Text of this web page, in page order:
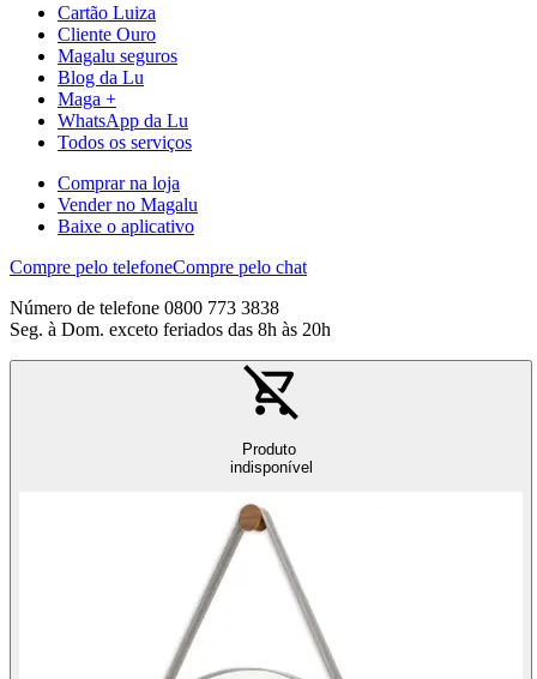
Cartão Luiza
Cliente Ouro
Magalu seguros
Blog da Lu
Maga +
WhatsApp da Lu
Todos os serviços
Comprar na loja
Vender no Magalu
Baixe o aplicativo
Compre pelo telefoneCompre pelo chat
Número de telefone 0800 773 3838
Seg. à Dom. exceto feriados das 8h às 20h
Produto
indisponível